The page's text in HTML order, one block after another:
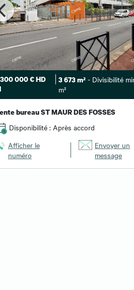
000 € HD
3 673 m²- Divisibilité
m²
bureau ST MAUR DES FOSSES
Disponibilité : Après accord
Afficher le
numéro
Envoyer un
message